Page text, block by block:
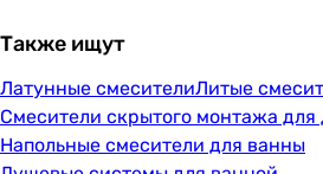
Также ищут
Латунные смесителиЛитые
Смесители скрытого монтажа для
Напольные смесители для ванны